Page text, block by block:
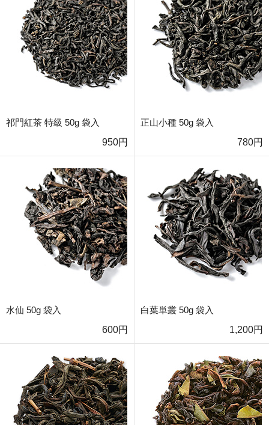
祁門紅茶 特級 50g 袋入
950円
正山小種 50g 袋入
780円
水仙 50g 袋入
600円
白葉単叢 50g 袋入
1,200円